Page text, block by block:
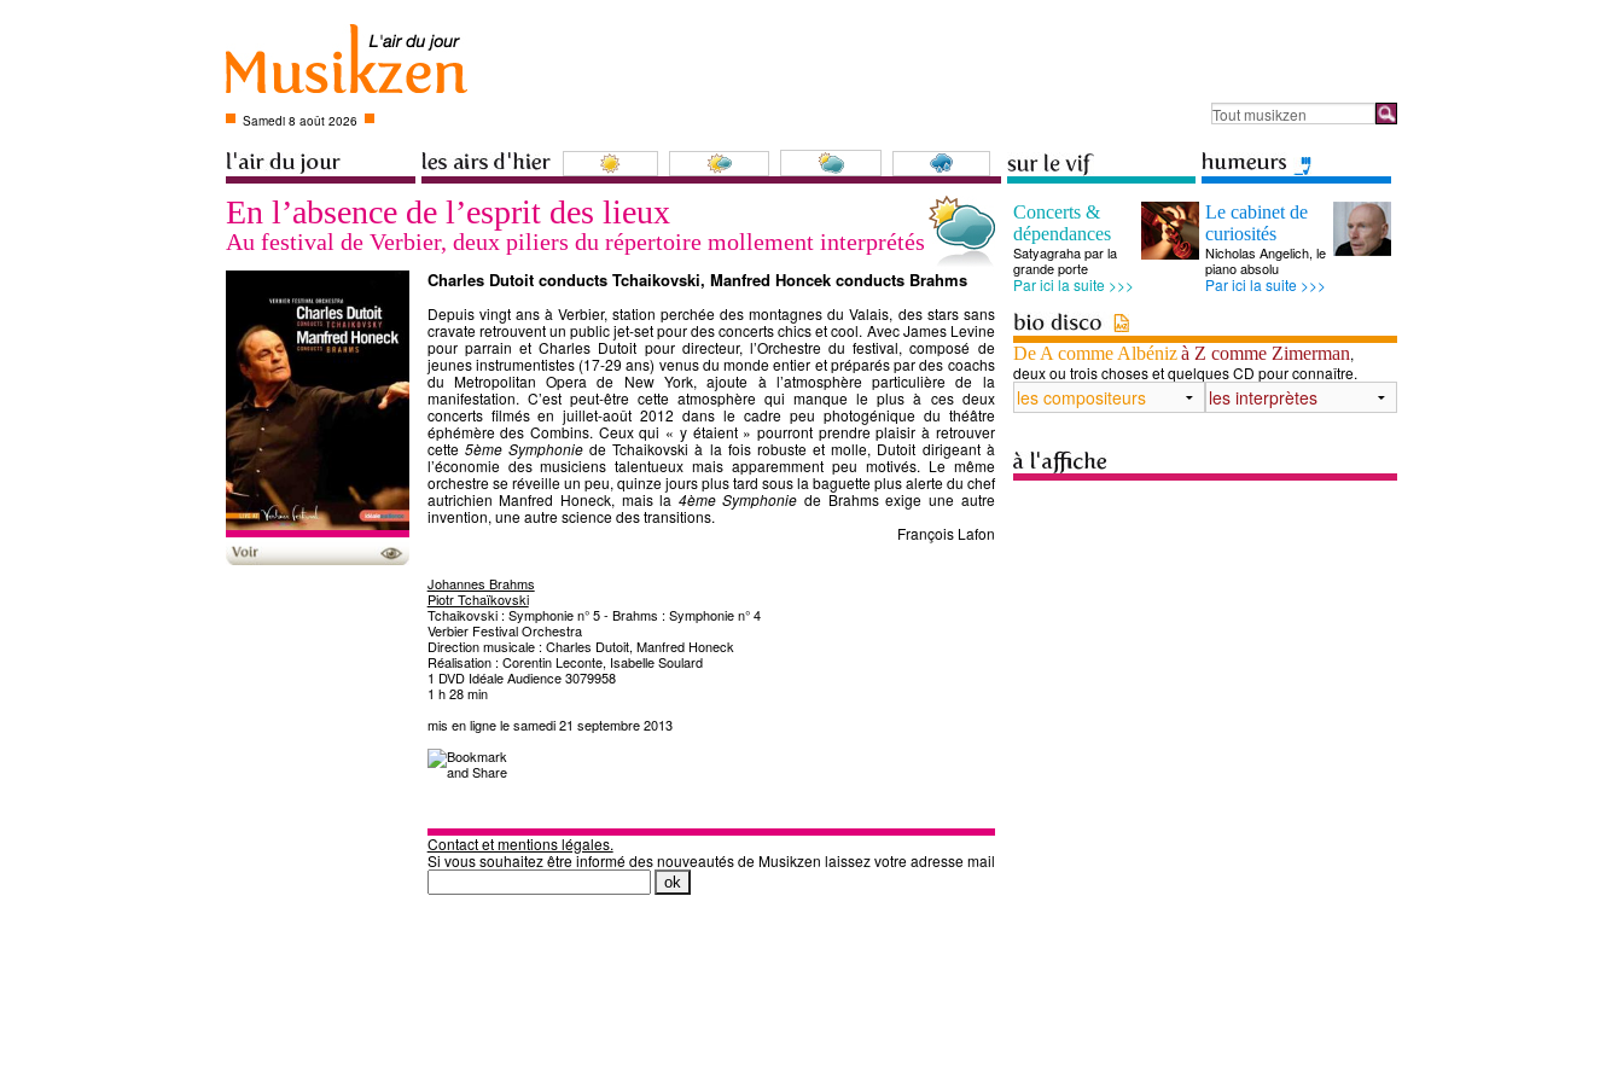
Samedi 8 août 2026
En l’absence de l’esprit des lieux
Au festival de Verbier, deux piliers du répertoire mollement interprétés
Charles Dutoit conducts Tchaikovski, Manfred Honcek conducts Brahms
Depuis vingt ans à Verbier, station perchée des montagnes du Valais, des stars sans
cravate retrouvent un public jet-set pour des concerts chics et cool. Avec James Levine
pour parrain et Charles Dutoit pour directeur, l’Orchestre du festival, composé de
jeunes instrumentistes (17-29 ans) venus du monde entier et préparés par des coachs
du Metropolitan Opera de New York, ajoute à l’atmosphère particulière de la
manifestation. C’est peut-être cette atmosphère qui manque le plus à ces deux
concerts filmés en juillet-août 2012 dans le cadre peu photogénique du théâtre
éphémère des Combins. Ceux qui « y étaient » pourront prendre plaisir à retrouver
cette 5ème Symphoniede Tchaikovski à la fois robuste et molle, Dutoit dirigeant à
l’économie des musiciens talentueux mais apparemment peu motivés. Le même
orchestre se réveille un peu, quinze jours plus tard sous la baguette plus alerte du chef
autrichien Manfred Honeck, mais la 4ème Symphonie de Brahms exige une autre
invention, une autre science des transitions.
François Lafon
Johannes Brahms
Piotr Tchaïkovski
Tchaikovski : Symphonie n° 5 - Brahms : Symphonie n° 4
Verbier Festival Orchestra
Direction musicale : Charles Dutoit, Manfred Honeck
Réalisation : Corentin Leconte, Isabelle Soulard
1 DVD Idéale Audience 3079958
1 h 28 min
mis en ligne le samedi 21 septembre 2013
Contact et mentions légales.
Si vous souhaitez être informé des nouveautés de Musikzen laissez votre adresse mail
Concerts &
dépendances
Satyagraha par la
grande porte
Par ici la suite >>>
Le cabinet de
curiosités
Nicholas Angelich, le
piano absolu
Par ici la suite >>>
De A comme Albénizà Z comme Zimerman,
deux ou trois choses et quelques CD pour connaître.